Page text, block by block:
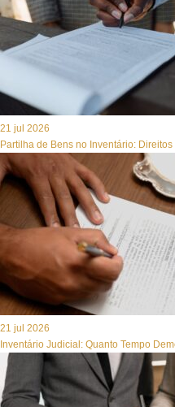
21 jul 2026
Partilha de Bens no Inventário:
21 jul 2026
Inventário Judicial: Quanto Tempo